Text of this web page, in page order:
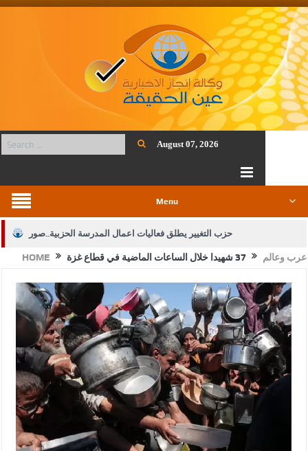
August 07, 2026
Menu
حزب التغيير يطلق فعاليات اعمال المدرسة الحزبية..صور
الجيش يفتح باب التجنيد لحملة البكالوريوس في الحقوق والقانون
بيان اجتماع عمّان:دعم الوصاية الهاشمية التاريخية على المقدسات
الإسلامية والمسيحية
الأمن يتلف 16 مليون حبة كبتاجون و1480 كغم مواد مخدرة
النواب يقر مشروع تعديل قانون الملكية العقارية
القاضي يلتقي رؤساء تحرير الصحف اليومية ويؤكد حرص مجلس النواب
على شراكة فاعلة مع الإعلام
دعوة المكلفين بخدمة العلم (الدفعة الثالثة) إلى مراجعة منصة خدمة
HOME عرب وعالم 37 شهيدا خلال الساعات الماضية في قطاع غزة